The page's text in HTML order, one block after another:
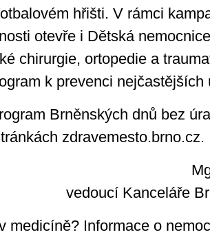
hřišti. V rámci
otevře i Dětská
chirurgie, ortopedie a
k prevenci nejčastějších
Brněnských dnů bez
zdravemesto.brno.cz.
vedoucí Kanceláře
medicíně? Informace o